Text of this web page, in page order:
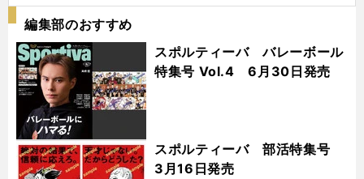
編集部のおすすめ
スポルティーバ バレーボール
特集号 Vol.4 6月30日発売
スポルティーバ 部活特集号
3月16日発売